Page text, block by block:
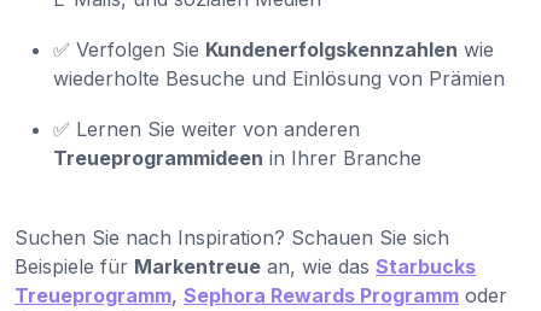
✅ Verfolgen Sie Kundenerfolgskennzahlen wie
wiederholte Besuche und Einlösung von Prämien
✅ Lernen Sie weiter von anderen
Treueprogrammideen in Ihrer Branche
Suchen Sie nach Inspiration? Schauen Sie sich
Beispiele für Markentreue an, wie das Starbucks
Treueprogramm, Sephora Rewards Programm oder